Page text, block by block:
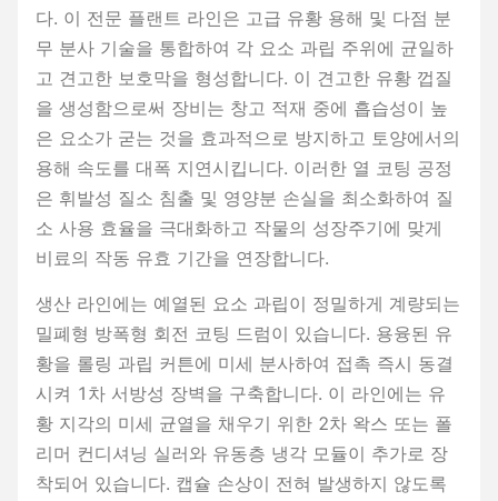
다. 이 전문 플랜트 라인은 고급 유황 용해 및 다점 분
무 분사 기술을 통합하여 각 요소 과립 주위에 균일하
고 견고한 보호막을 형성합니다. 이 견고한 유황 껍질
을 생성함으로써 장비는 창고 적재 중에 ​​흡습성이 높
은 요소가 굳는 것을 효과적으로 방지하고 토양에서의
용해 속도를 대폭 지연시킵니다. 이러한 열 코팅 공정
은 휘발성 질소 침출 및 영양분 손실을 최소화하여 질
소 사용 효율을 극대화하고 작물의 성장주기에 맞게
비료의 작동 유효 기간을 연장합니다.
생산 라인에는 예열된 요소 과립이 정밀하게 계량되는
밀폐형 방폭형 회전 코팅 드럼이 있습니다. 용융된 유
황을 롤링 과립 커튼에 미세 분사하여 접촉 즉시 동결
시켜 1차 서방성 장벽을 구축합니다. 이 라인에는 유
황 지각의 미세 균열을 채우기 위한 2차 왁스 또는 폴
리머 컨디셔닝 실러와 유동층 냉각 모듈이 추가로 장
착되어 있습니다. 캡슐 손상이 전혀 발생하지 않도록